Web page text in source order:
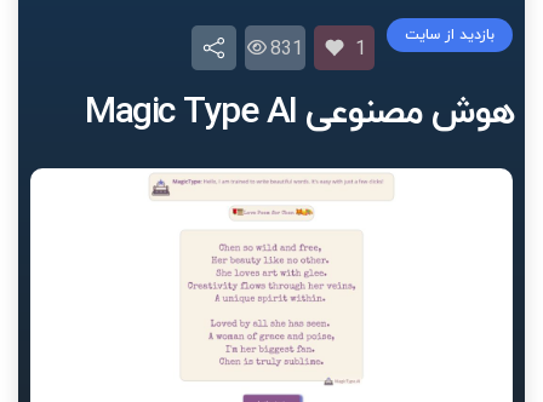
هوش مصنوعی Magic Type AI
بازدید از سایت
1
831